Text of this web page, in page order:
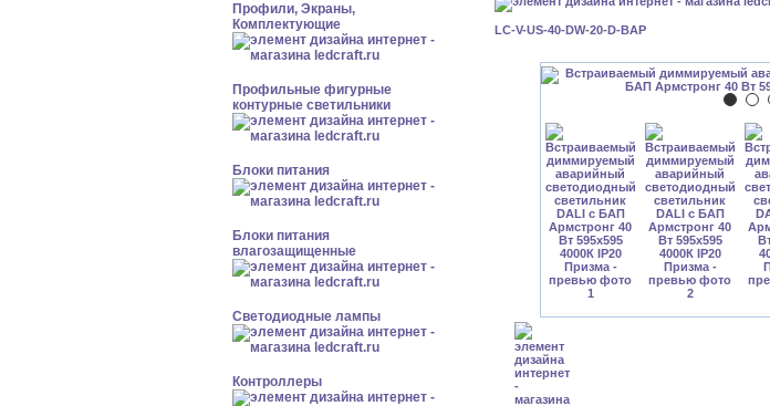
Профили, Экраны,
Комплектующие
Профильные фигурные
контурные светильники
Блоки питания
Блоки питания
влагозащищенные
Светодиодные лампы
Контроллеры
LC-V-US-40-DW-20-D-BAP